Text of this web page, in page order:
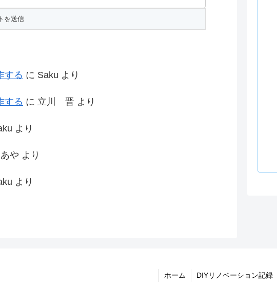
する に Saku より
する に 立川 晋 より
より
や より
より
ホーム DIYリノベーション記録